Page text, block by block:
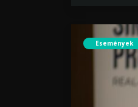
Események